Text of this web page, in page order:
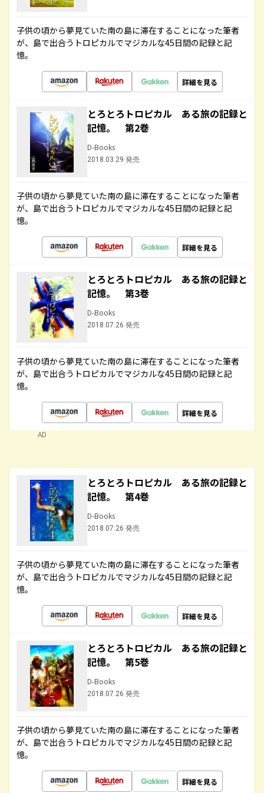
子供の頃から夢見ていた南の島に滞在することになった筆者
が、島で出合うトロピカルでマジカルな45日間の記録と記
憶。
詳細を見る
とろとろトロピカル ある旅の記録と
記憶。 第2巻
D-Books
2018.03.29 発売
子供の頃から夢見ていた南の島に滞在することになった筆者
が、島で出合うトロピカルでマジカルな45日間の記録と記
憶。
詳細を見る
とろとろトロピカル ある旅の記録と
記憶。 第3巻
D-Books
2018.07.26 発売
子供の頃から夢見ていた南の島に滞在することになった筆者
が、島で出合うトロピカルでマジカルな45日間の記録と記
憶。
詳細を見る
AD
とろとろトロピカル ある旅の記録と
記憶。 第4巻
D-Books
2018.07.26 発売
子供の頃から夢見ていた南の島に滞在することになった筆者
が、島で出合うトロピカルでマジカルな45日間の記録と記
憶。
詳細を見る
とろとろトロピカル ある旅の記録と
記憶。 第5巻
D-Books
2018.07.26 発売
子供の頃から夢見ていた南の島に滞在することになった筆者
が、島で出合うトロピカルでマジカルな45日間の記録と記
憶。
詳細を見る